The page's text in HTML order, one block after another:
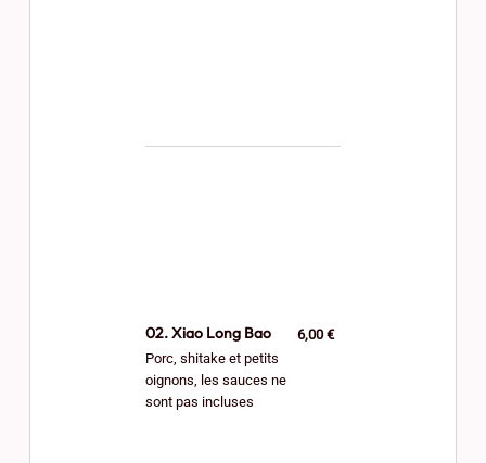
02. Xiao Long Bao
Porc, shitake et petits
oignons, les sauces ne
sont pas incluses
6,00 €